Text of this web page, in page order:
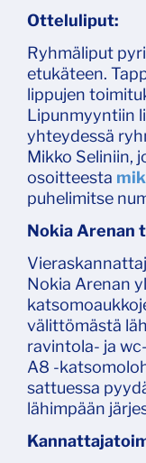
Otteluliput:
Ryhmäliput
etukäteen.
lippujen
Lipunmyyntiin
yhteydessä
Mikko Seliniin,
osoitteesta
puhelimitse
Nokia Arenan
Nokia Arenan
välittömästä
ravintola- ja
A8 -
sattuessa
lähimpään